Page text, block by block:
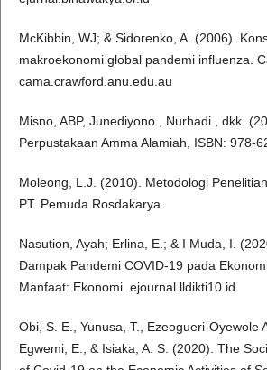
McKibbin, WJ; & Sidorenko, A. (2006).
makroekonomi global pandemi influenza.
cama.crawford.anu.edu.au
Misno, ABP, Junediyono., Nurhadi., dkk.
Perpustakaan Amma Alamiah, ISBN: 978-
Moleong, L.J. (2010). Metodologi
PT. Pemuda Rosdakarya.
Nasution, Ayah; Erlina, E.; & I Muda, I.
Dampak Pandemi COVID-19 pada
Manfaat: Ekonomi. ejournal.lldikti10.id
Obi, S. E., Yunusa, T., Ezeogueri-Oyewole
Egwemi, E., & Isiaka, A. S. (2020). The